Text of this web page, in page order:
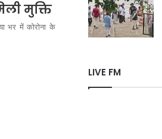
मुक्ति
भर में कोरोना के
LIVE FM